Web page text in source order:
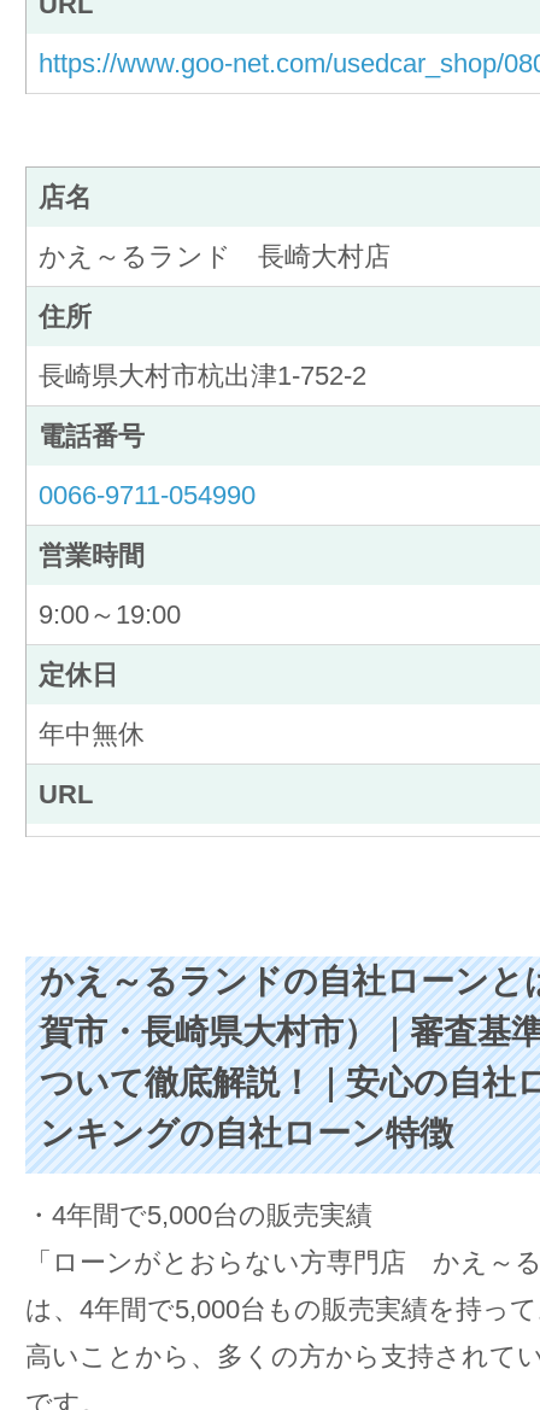
https://www.goo-net.com/usedcar_shop/
店名
かえ～るランド 長崎大村店
住所
長崎県大村市杭出津1-752-2
電話番号
0066-9711-054990
営業時間
9:00～19:00
定休日
年中無休
URL
かえ～るランドの自社ローンと
賀市・長崎県大村市）｜審査基
ついて徹底解説！｜安心の自社
ンキングの自社ローン特徴
・4年間で5,000台の販売実績
「ローンがとおらない方専門店 かえ～
は、4年間で5,000台もの販売実績を持っ
高いことから、多くの方から支持されて
です。